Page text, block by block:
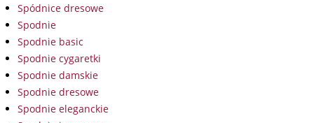
Spódnice dresowe
Spodnie
Spodnie basic
Spodnie cygaretki
Spodnie damskie
Spodnie dresowe
Spodnie eleganckie